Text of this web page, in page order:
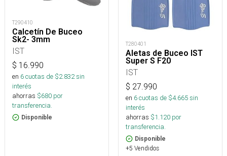
T290410
Calcetín De Buceo
Sk2- 3mm
IST
$ 16.990
en 6cuotas de $2.832sin
interés
ahorras $680 por
transferencia.
Disponible
T280401
Aletas de Buceo IST
Super S F20
IST
$ 27.990
en 6cuotas de $4.665sin
interés
ahorras $1.120 por
transferencia.
Disponible
+5 Vendidos